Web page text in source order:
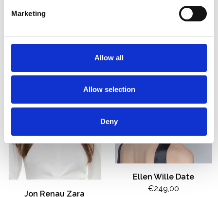
Marketing
Allow all
Allow selection
Deny
€456,00
Jon Renau Julianne
€489,00
Jon Renau Zara
Ellen Wille Date
€249,00